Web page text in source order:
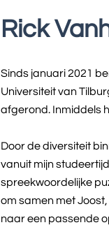
Rick
Sinds januari 2021
Universiteit van
afgerond. Inmiddels
Door de diversiteit
vanuit mijn
spreekwoordelijke
om samen met
naar een passende